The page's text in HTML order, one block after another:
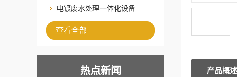
电镀废水处理一体化设备
查看全部
热点新闻 产品概述